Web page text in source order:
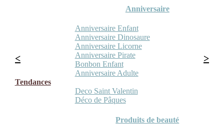
Anniversaire
Anniversaire Enfant
Anniversaire Dinosaure
Anniversaire Licorne
Anniversaire Pirate
Bonbon Enfant
Anniversaire Adulte
Tendances
Deco Saint Valentin
Déco de Pâques
Produits de beauté